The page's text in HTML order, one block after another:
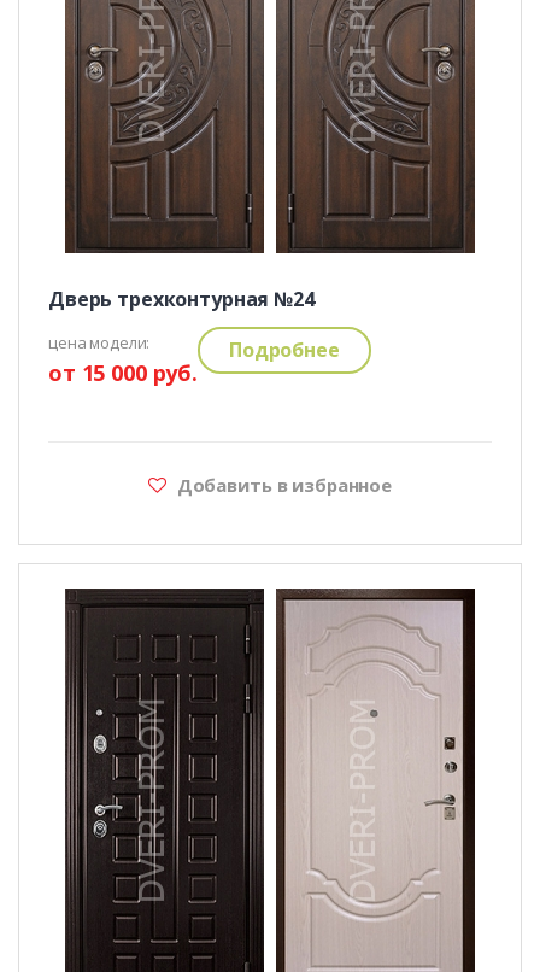
Дверь трехконтурная №24
цена модели:
от 15 000 руб.
Подробнее
Добавить в избранное